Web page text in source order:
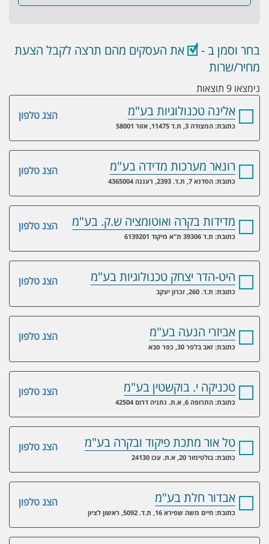
בחר וסמן ב -
את העסקים מהם תרצה לקבל הצעת
מחיר/שרות
נימצאו 9 תוצאות
הצג טלפון אלינה טכנולוגיות בע"מ
כתובת: המצודה 3, ת.ד 11475, אזור 58001
הצג טלפון רונאר מערכות מדידה בע"מ
כתובת: הסדנא 7, ת.ד. 2393, רעננה 4365004
הצג טלפון מדידות בקרה ואוטומציה ש.ק. בע"מ
כתובת: ת.ד 39306 ת"א מיקוד 6139201
הצג טלפון היט-הדר יצחק טכנולוגיות בע"מ
כתובת: ת.ד. 260, זכרון יעקב
הצג טלפון אביזרי הנעה בע"מ
כתובת: זאב בלפר 30, כפר סבא
הצג טלפון טכניקה י. בוקשטין בע"מ
כתובת: התרופה 6, א.ת. נתניה דרום 42504
הצג טלפון טל אור מתכת פיקוד ובקרה בע"מ
כתובת: בולטימור 20, א.ת. עכו 24130
הצג טלפון אבדור חלת בע"מ
כתובת: חיים משה שפירא 16, ת.ד. 5092, ראשון לציון